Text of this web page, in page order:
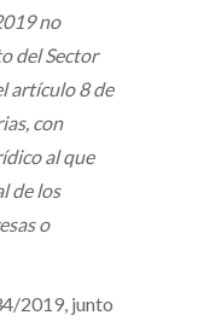
no
del Sector
artículo 8 de
con
al que
de los
o
2019, junto